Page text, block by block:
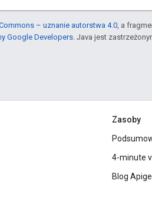
– uznanie autorstwa 4.0, a
Google Developers. Java jest
Zasoby
4-minute
Blog